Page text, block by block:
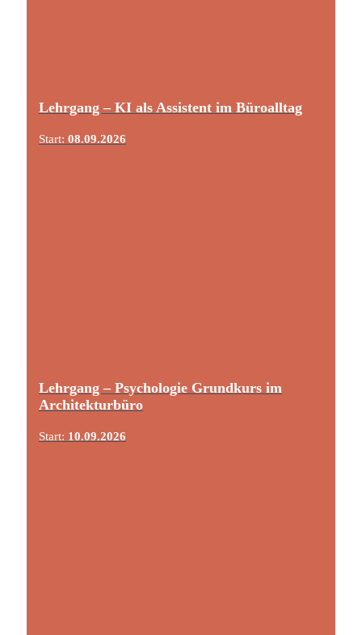
Lehrgang – KI als Assistent im Büroalltag
Start: 08.09.2026
Lehrgang – Psychologie Grundkurs im
Architekturbüro
Start: 10.09.2026